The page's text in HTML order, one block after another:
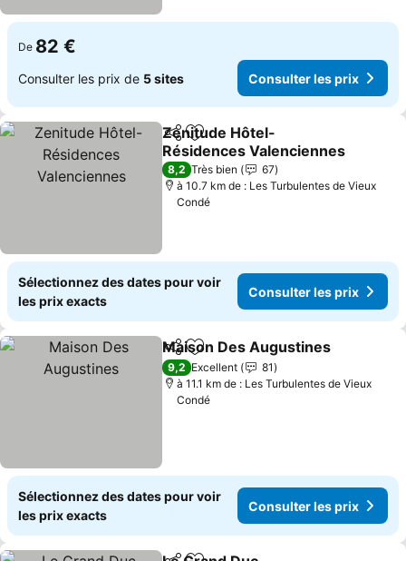
De 82 €
Consulter les prix de 5 sites Consulter les prix
PartagerAjouter à mes favoris
Zenitude Hôtel-
Résidences Valenciennes
Consulter les prix
8,2 Très bien
67
à 10.7 km de : Les Turbulentes de Vieux
Condé
Sélectionnez des dates pour voir
les prix exacts
Consulter les prix
PartagerAjouter à mes favoris
Maison Des Augustines
9,2 Excellent
81
à 11.1 km de : Les Turbulentes de Vieux
Condé
Sélectionnez des dates pour voir
les prix exacts
Consulter les prix